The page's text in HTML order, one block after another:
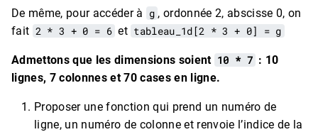
De même, pour accéder à g , ordonnée 2, abscisse 0, on
fait 2 * 3 + 0 = 6 et tableau_1d[2 * 3 + 0] = g
Admettons que les dimensions soient 10 * 7 : 10
lignes, 7 colonnes et 70 cases en ligne.
Proposer une fonction qui prend un numéro de
ligne, un numéro de colonne et renvoie l’indice de la